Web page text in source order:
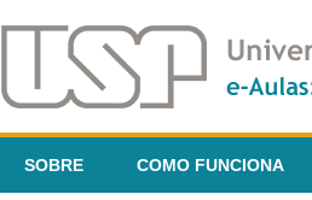
SOBRE COMO FUNCIONA